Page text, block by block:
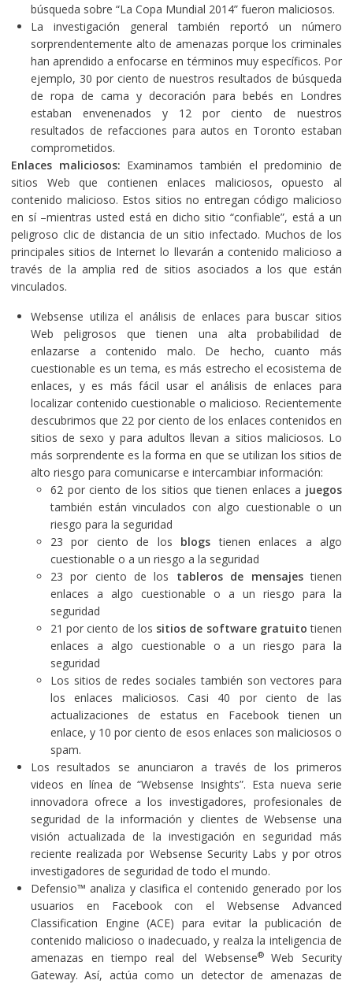
búsqueda sobre “La Copa Mundial 2014” fueron maliciosos.
La investigación general también reportó un número
sorprendentemente alto de amenazas porque los criminales
han aprendido a enfocarse en términos muy específicos. Por
ejemplo, 30 por ciento de nuestros resultados de búsqueda
de ropa de cama y decoración para bebés en Londres
estaban envenenados y 12 por ciento de nuestros
resultados de refacciones para autos en Toronto estaban
comprometidos.
Enlaces maliciosos: Examinamos también el predominio de
sitios Web que contienen enlaces maliciosos, opuesto al
contenido malicioso. Estos sitios no entregan código malicioso
en sí –mientras usted está en dicho sitio “confiable”, está a un
peligroso clic de distancia de un sitio infectado. Muchos de los
principales sitios de Internet lo llevarán a contenido malicioso a
través de la amplia red de sitios asociados a los que están
vinculados.
Websense utiliza el análisis de enlaces para buscar sitios
Web peligrosos que tienen una alta probabilidad de
enlazarse a contenido malo. De hecho, cuanto más
cuestionable es un tema, es más estrecho el ecosistema de
enlaces, y es más fácil usar el análisis de enlaces para
localizar contenido cuestionable o malicioso. Recientemente
descubrimos que 22 por ciento de los enlaces contenidos en
sitios de sexo y para adultos llevan a sitios maliciosos. Lo
más sorprendente es la forma en que se utilizan los sitios de
alto riesgo para comunicarse e intercambiar información:
62 por ciento de los sitios que tienen enlaces a juegos
también están vinculados con algo cuestionable o un
riesgo para la seguridad
23 por ciento de los blogs tienen enlaces a algo
cuestionable o a un riesgo a la seguridad
23 por ciento de los tableros de mensajestienen
enlaces a algo cuestionable o a un riesgo para la
seguridad
21 por ciento de los sitios de software gratuito tienen
enlaces a algo cuestionable o a un riesgo para la
seguridad
Los sitios de redes sociales también son vectores para
los enlaces maliciosos. Casi 40 por ciento de las
actualizaciones de estatus en Facebook tienen un
enlace, y 10 por ciento de esos enlaces son maliciosos o
spam.
Los resultados se anunciaron a través de los primeros
videos en línea de “Websense Insights”. Esta nueva serie
innovadora ofrece a los investigadores, profesionales de
seguridad de la información y clientes de Websense una
visión actualizada de la investigación en seguridad más
reciente realizada por Websense Security Labs y por otros
investigadores de seguridad de todo el mundo.
Defensio™ analiza y clasifica el contenido generado por los
usuarios en Facebook con el Websense Advanced
Classification Engine (ACE) para evitar la publicación de
contenido malicioso o inadecuado, y realza la inteligencia de
amenazas en tiempo real del Websense®Web Security
Gateway. Así, actúa como un detector de amenazas de